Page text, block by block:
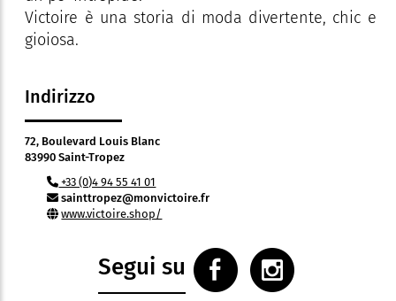
Victoire è una storia di moda divertente, chic e
gioiosa.
Indirizzo
72, Boulevard Louis Blanc
83990 Saint-Tropez
+33 (0)4 94 55 41 01
sainttropez@monvictoire.fr
www.victoire.shop/
Segui su